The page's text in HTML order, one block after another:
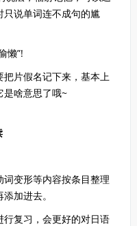
说单词连不成句的尴
懒”!
片假名记下来，基本上
是啥意思了哦~
变形等内容按条目整理
加进去。
复习，会更好的对日语